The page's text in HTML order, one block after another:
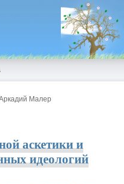
Малер
аскетики и
идеологий